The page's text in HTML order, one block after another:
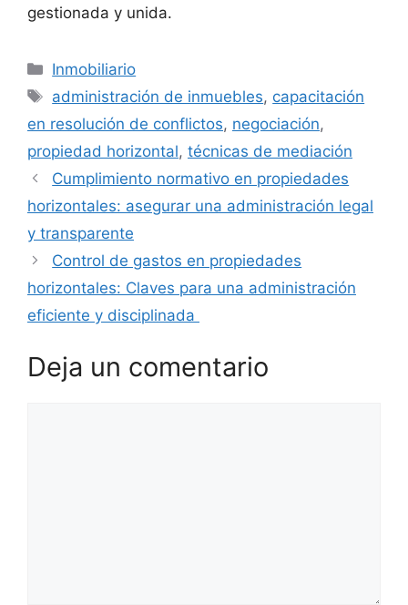
gestionada y unida.
Categorías
Inmobiliario
Etiquetas
administración de inmuebles, capacitación
en resolución de conflictos, negociación,
propiedad horizontal, técnicas de mediación
Cumplimiento normativo en propiedades
horizontales: asegurar una administración legal
y transparente
Control de gastos en propiedades
horizontales: Claves para una administración
eficiente y disciplinada
Deja un comentario